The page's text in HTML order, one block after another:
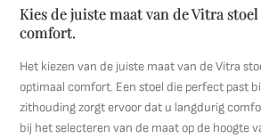
Kies de juiste maat van de Vitra
comfort.
Het kiezen van de juiste maat van de Vitra
optimaal comfort. Een stoel die perfect past
zithouding zorgt ervoor dat u langdurig
bij het selecteren van de maat op de hoogte